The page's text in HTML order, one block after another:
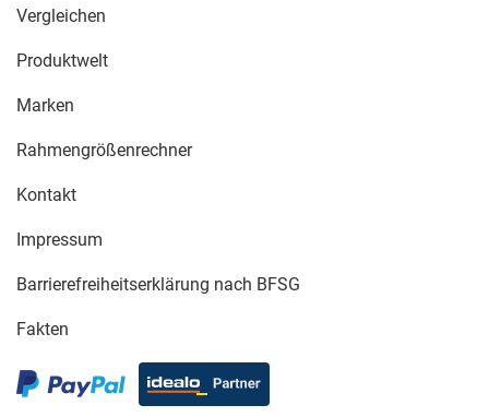
Vergleichen
Produktwelt
Marken
Rahmengrößenrechner
Kontakt
Impressum
Barrierefreiheitserklärung nach BFSG
Fakten